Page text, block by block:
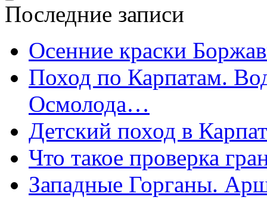
Последние записи
Осенние краски
Поход по Карпатам.
Осмолода…
Детский поход в
Что такое проверка
Западные Горганы.